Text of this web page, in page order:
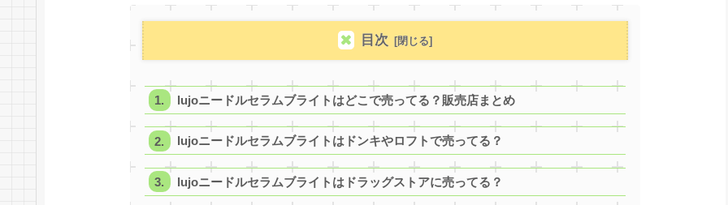
目次
lujoニードルセラムブライトはどこで売ってる？販売店まとめ
lujoニードルセラムブライトはドンキやロフトで売ってる？
lujoニードルセラムブライトはドラッグストアに売ってる？